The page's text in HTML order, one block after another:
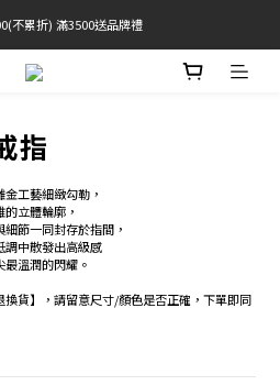
千免運(僅限台灣本島)
不累折) 滿3500送品牌禮
三送一 | 指定專區買一送一
指
工藝細緻勾勒，
立體輪廓，
節一同封存於指間，
調中散發出高級感
溫潤的閃耀。
貨】，請留意尺寸/顏色是否正確，下單即同